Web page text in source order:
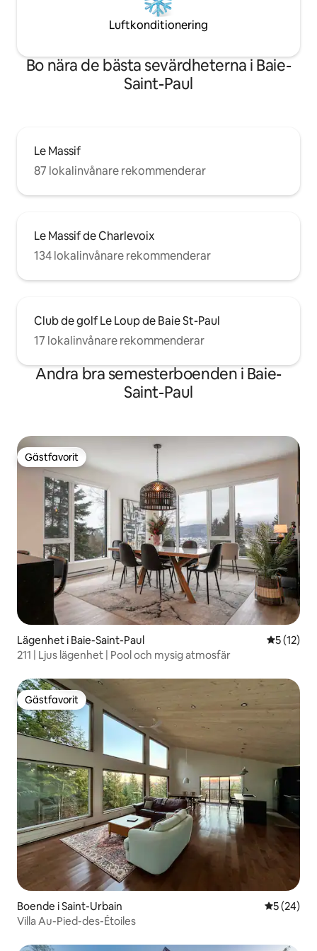
Luftkonditionering
Bo nära de bästa sevärdheterna i Baie-
Saint-Paul
Le Massif
87 lokalinvånare rekommenderar
Le Massif de Charlevoix
134 lokalinvånare rekommenderar
Club de golf Le Loup de Baie St-Paul
17 lokalinvånare rekommenderar
Andra bra semesterboenden i Baie-
Saint-Paul
Gästfavorit
Gästfavorit
Lägenhet i Baie-Saint-Paul 5 av 5 i
5 (12)
211 | Ljus lägenhet | Pool och mysig atmosfär
Gästfavorit
Gästfavorit
Boende i Saint-Urbain 5 av 5 i
5 (24)
Villa Au-Pied-des-Étoiles